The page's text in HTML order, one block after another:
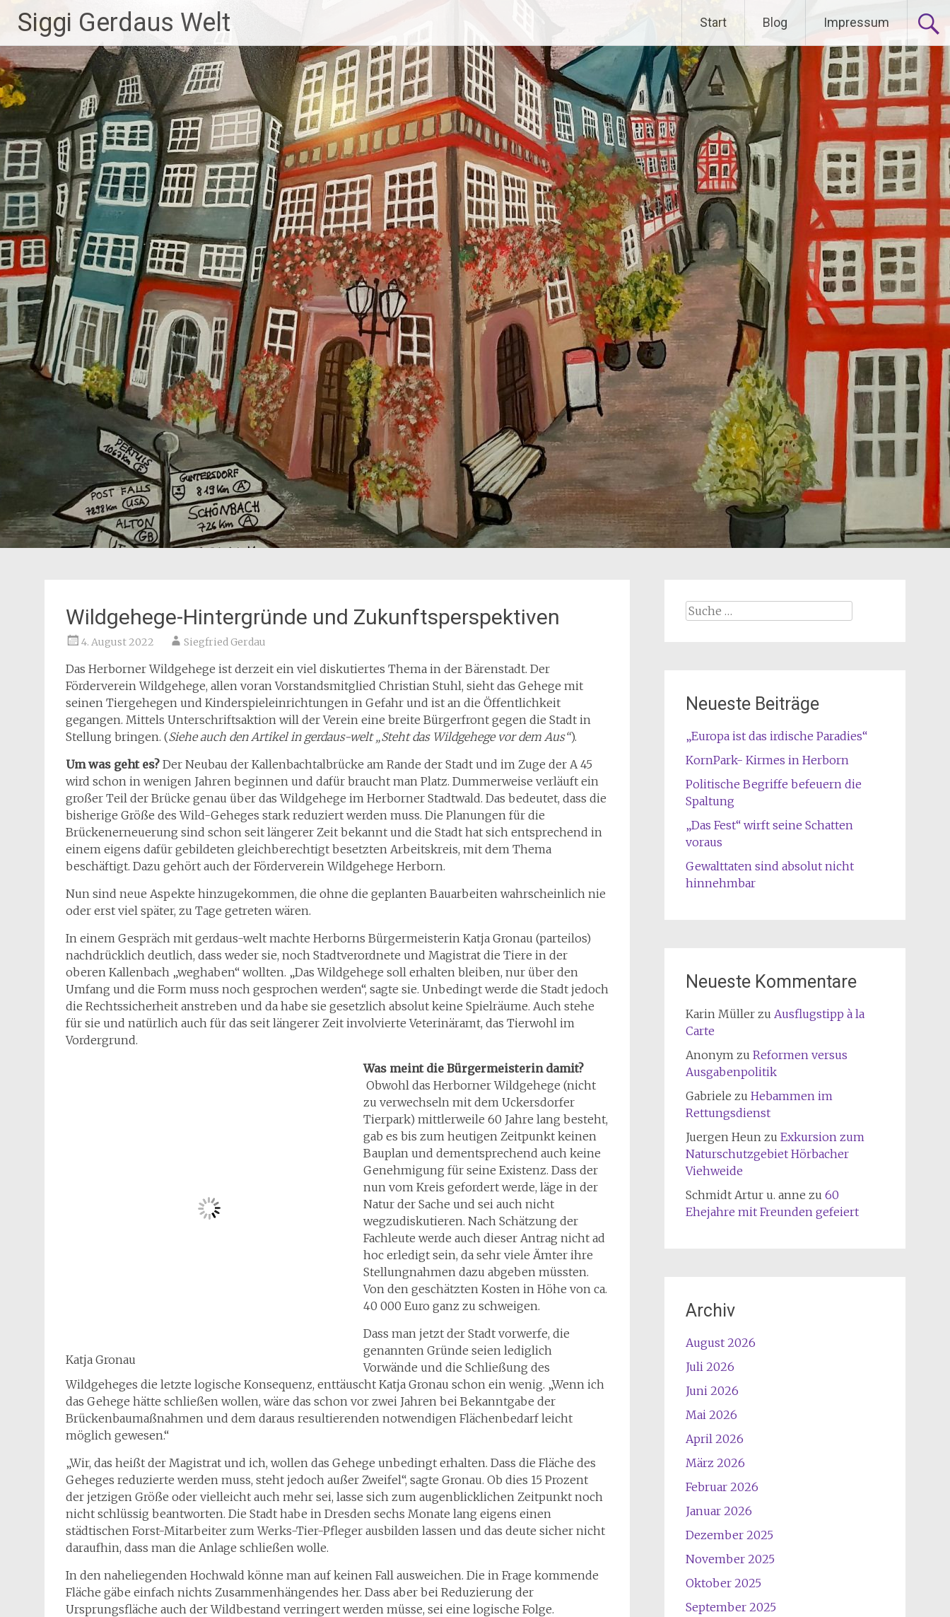
Inhalt
springen
Siggi Gerdaus Welt Start Blog Impressum
Wildgehege-Hintergründe und Zukunftsperspektiven
4. August 2022 Siegfried Gerdau
Das Herborner Wildgehege ist derzeit ein viel diskutiertes Thema in der Bärenstadt. Der
Förderverein Wildgehege, allen voran Vorstandsmitglied Christian Stuhl, sieht das Gehege mit
seinen Tiergehegen und Kinderspieleinrichtungen in Gefahr und ist an die Öffentlichkeit
gegangen. Mittels Unterschriftsaktion will der Verein eine breite Bürgerfront gegen die Stadt in
Stellung bringen. (Siehe auch den Artikel in gerdaus-welt „Steht das Wildgehege vor dem Aus“).
Um was geht es? Der Neubau der Kallenbachtalbrücke am Rande der Stadt und im Zuge der A 45
wird schon in wenigen Jahren beginnen und dafür braucht man Platz. Dummerweise verläuft ein
großer Teil der Brücke genau über das Wildgehege im Herborner Stadtwald. Das bedeutet, dass die
bisherige Größe des Wild-Geheges stark reduziert werden muss. Die Planungen für die
Brückenerneuerung sind schon seit längerer Zeit bekannt und die Stadt hat sich entsprechend in
einem eigens dafür gebildeten gleichberechtigt besetzten Arbeitskreis, mit dem Thema
beschäftigt. Dazu gehört auch der Förderverein Wildgehege Herborn.
Nun sind neue Aspekte hinzugekommen, die ohne die geplanten Bauarbeiten wahrscheinlich nie
oder erst viel später, zu Tage getreten wären.
In einem Gespräch mit gerdaus-welt machte Herborns Bürgermeisterin Katja Gronau (parteilos)
nachdrücklich deutlich, dass weder sie, noch Stadtverordnete und Magistrat die Tiere in der
oberen Kallenbach „weghaben“ wollten. „Das Wildgehege soll erhalten bleiben, nur über den
Umfang und die Form muss noch gesprochen werden“, sagte sie. Unbedingt werde die Stadt jedoch
die Rechtssicherheit anstreben und da habe sie gesetzlich absolut keine Spielräume. Auch stehe
für sie und natürlich auch für das seit längerer Zeit involvierte Veterinäramt, das Tierwohl im
Vordergrund.
Katja Gronau
Was meint die Bürgermeisterin damit?
Obwohl das Herborner Wildgehege (nicht
zu verwechseln mit dem Uckersdorfer
Tierpark) mittlerweile 60 Jahre lang besteht,
gab es bis zum heutigen Zeitpunkt keinen
Bauplan und dementsprechend auch keine
Genehmigung für seine Existenz. Dass der
nun vom Kreis gefordert werde, läge in der
Natur der Sache und sei auch nicht
wegzudiskutieren. Nach Schätzung der
Fachleute werde auch dieser Antrag nicht ad
hoc erledigt sein, da sehr viele Ämter ihre
Stellungnahmen dazu abgeben müssten.
Von den geschätzten Kosten in Höhe von ca.
40 000 Euro ganz zu schweigen.
Dass man jetzt der Stadt vorwerfe, die
genannten Gründe seien lediglich
Vorwände und die Schließung des
Wildgeheges die letzte logische Konsequenz, enttäuscht Katja Gronau schon ein wenig. „Wenn ich
das Gehege hätte schließen wollen, wäre das schon vor zwei Jahren bei Bekanntgabe der
Brückenbaumaßnahmen und dem daraus resultierenden notwendigen Flächenbedarf leicht
möglich gewesen.“
„Wir, das heißt der Magistrat und ich, wollen das Gehege unbedingt erhalten. Dass die Fläche des
Geheges reduzierte werden muss, steht jedoch außer Zweifel“, sagte Gronau. Ob dies 15 Prozent
der jetzigen Größe oder vielleicht auch mehr sei, lasse sich zum augenblicklichen Zeitpunkt noch
nicht schlüssig beantworten. Die Stadt habe in Dresden sechs Monate lang eigens einen
städtischen Forst-Mitarbeiter zum Werks-Tier-Pfleger ausbilden lassen und das deute sicher nicht
daraufhin, dass man die Anlage schließen wolle.
In den naheliegenden Hochwald könne man auf keinen Fall ausweichen. Die in Frage kommende
Fläche gäbe einfach nichts Zusammenhängendes her. Dass aber bei Reduzierung der
Ursprungsfläche auch der Wildbestand verringert werden müsse, sei eine logische Folge.
Suche
Neueste Beiträge
„Europa ist das irdische Paradies“
KornPark- Kirmes in Herborn
Politische Begriffe befeuern die
Spaltung
„Das Fest“ wirft seine Schatten
voraus
Gewalttaten sind absolut nicht
hinnehmbar
Neueste Kommentare
Karin Müllerzu Ausflugstipp à la
Carte
Anonymzu Reformen versus
Ausgabenpolitik
Gabriele zu Hebammen im
Rettungsdienst
Juergen Heunzu Exkursion zum
Naturschutzgebiet Hörbacher
Viehweide
Schmidt Artur u. anne zu 60
Ehejahre mit Freunden gefeiert
Archiv
August 2026
Juli 2026
Juni 2026
Mai 2026
April 2026
März 2026
Februar 2026
Januar 2026
Dezember 2025
November 2025
Oktober 2025
September 2025